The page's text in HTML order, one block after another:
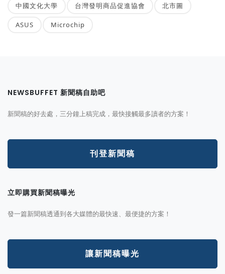
中國文化大學 台灣發明商品促進協會 北市圖
ASUS Microchip
NEWSBUFFET 新聞稿自助吧
新聞稿的好去處，三分鐘上稿完成，最快接觸最多讀者的方案！
刊登新聞稿
立即購買新聞稿曝光
發一篇新聞稿透通到各大媒體的最快速、最便捷的方案！
讓新聞稿曝光